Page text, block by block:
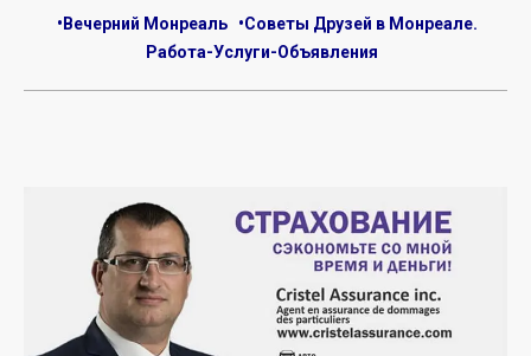
•Вечерний Монреаль
•Советы Друзей в Монреале.
Работа-Услуги-Объявления